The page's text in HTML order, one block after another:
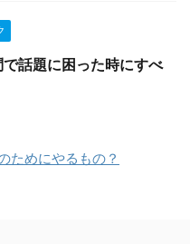
話題に困った時にすべ
ためにやるもの？